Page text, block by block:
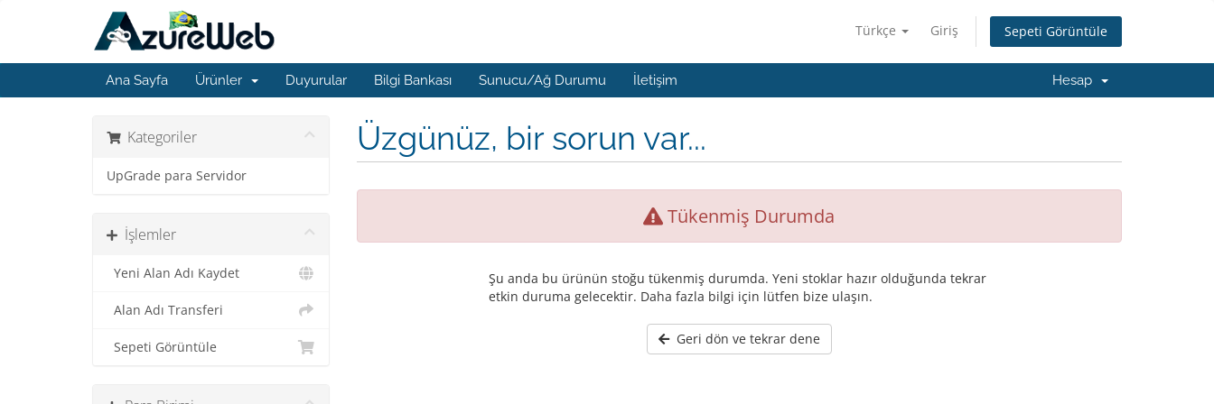
Türkçe Giriş Sepeti Görüntüle
Ana Sayfa Ürünler Duyurular Bilgi Bankası Sunucu/Ağ Durumu İletişim Hesap
Kategoriler
UpGrade para Servidor
İşlemler
Yeni Alan Adı Kaydet
Alan Adı Transferi
Sepeti Görüntüle
Üzgünüz, bir sorun var...
Tükenmiş Durumda
Şu anda bu ürünün stoğu tükenmiş durumda. Yeni stoklar hazır olduğunda tekrar
etkin duruma gelecektir. Daha fazla bilgi için lütfen bize ulaşın.
Geri dön ve tekrar dene